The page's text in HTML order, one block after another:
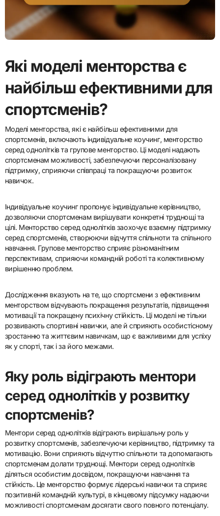
Які моделі менторства є
найбільш ефективними для
спортсменів?
Моделі менторства, які є найбільш ефективними для
спортсменів, включають індивідуальне коучинг, менторство
серед однолітків та групове менторство. Ці моделі надають
спортсменам можливості, забезпечуючи персоналізовану
підтримку, сприяючи співпраці та покращуючи розвиток
навичок.
Індивідуальне коучинг пропонує індивідуальне керівництво,
дозволяючи спортсменам вирішувати конкретні труднощі та
цілі. Менторство серед однолітків заохочує взаємну підтримку
серед спортсменів, створюючи відчуття спільноти та спільного
навчання. Групове менторство сприяє різноманітним
перспективам, сприяючи командній роботі та колективному
вирішенню проблем.
Дослідження вказують на те, що спортсмени з ефективним
менторством відчувають покращення результатів, підвищення
мотивації та покращену психічну стійкість. Ці моделі не тільки
розвивають спортивні навички, але й сприяють особистісному
зростанню та життєвим навичкам, що є важливими для успіху
як у спорті, так і за його межами.
Яку роль відіграють ментори
серед однолітків у розвитку
спортсменів?
Ментори серед однолітків відіграють вирішальну роль у
розвитку спортсменів, забезпечуючи керівництво, підтримку та
мотивацію. Вони сприяють відчуттю спільноти та допомагають
спортсменам долати труднощі. Ментори серед однолітків
діляться особистим досвідом, покращуючи навчання та
стійкість. Це менторство формує лідерські навички та сприяє
позитивній командній культурі, в кінцевому підсумку надаючи
можливості спортсменам досягати свого повного потенціалу.